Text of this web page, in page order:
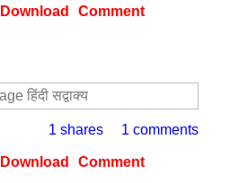
Download Comment
1 comments
1 shares
Download Comment